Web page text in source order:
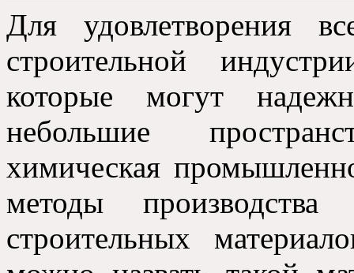
Для удовлетворения
строительной
которые могут
небольшие
химическая
методы
строительных